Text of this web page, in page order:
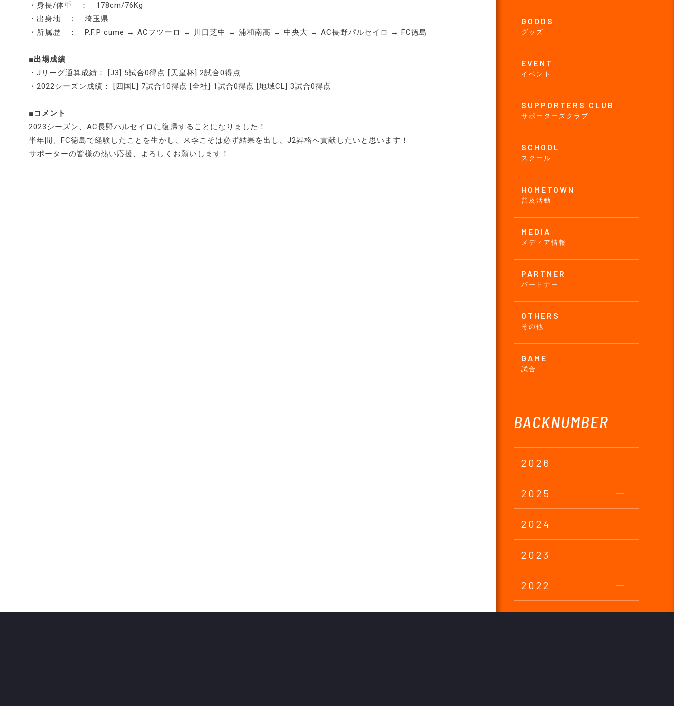
GOODS
グッズ
EVENT
イベント
SUPPORTERS CLUB
サポーターズクラブ
SCHOOL
スクール
HOMETOWN
普及活動
MEDIA
メディア情報
PARTNER
パートナー
OTHERS
その他
GAME
試合
BACKNUMBER
2026
2025
2024
2023
2022
2021
・身長/体重 ： 178cm/76Kg
・出身地 ： 埼玉県
・所属歴 ： P.F.P cume → ACフツーロ → 川口芝中 → 浦和南高 → 中央大 → AC長野パルセイロ → FC徳島
■出場成績
・Jリーグ通算成績： [J3] 5試合0得点 [天皇杯] 2試合0得点
・2022シーズン成績： [四国L] 7試合10得点 [全社] 1試合0得点 [地域CL] 3試合0得点
■コメント
2023シーズン、AC長野パルセイロに復帰することになりました！
半年間、FC徳島で経験したことを生かし、来季こそは必ず結果を出し、J2昇格へ貢献したいと思います！
サポーターの皆様の熱い応援、よろしくお願いします！